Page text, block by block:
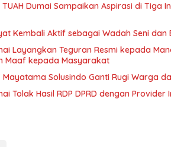
Dumai Sampaikan Aspirasi di Tiga
Kembali Aktif sebagai Wadah Seni
Layangkan Teguran Resmi kepada
Maaf kepada Masyarakat
Mayatama Solusindo Ganti Rugi Warga
Tolak Hasil RDP DPRD dengan